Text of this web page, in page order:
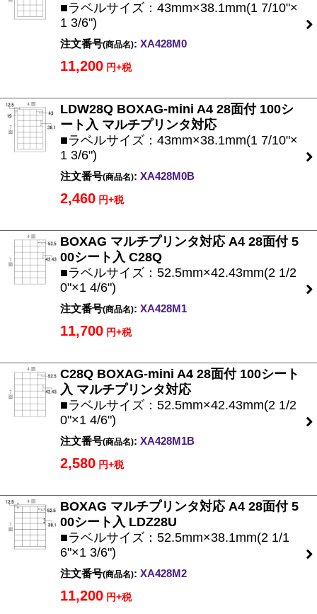
■ラベルサイズ：43mm×38.1mm(1 7/10"×
1 3/6")
注文番号(商品名): XA428M0
11,200 円+税
LDW28Q BOXAG-mini A4 28面付 100シ
ート入 マルチプリンタ対応
■ラベルサイズ：43mm×38.1mm(1 7/10"×
1 3/6")
注文番号(商品名): XA428M0B
2,460 円+税
BOXAG マルチプリンタ対応 A4 28面付 5
00シート入 C28Q
■ラベルサイズ：52.5mm×42.43mm(2 1/2
0"×1 4/6")
注文番号(商品名): XA428M1
11,700 円+税
C28Q BOXAG-mini A4 28面付 100シート
入 マルチプリンタ対応
■ラベルサイズ：52.5mm×42.43mm(2 1/2
0"×1 4/6")
注文番号(商品名): XA428M1B
2,580 円+税
BOXAG マルチプリンタ対応 A4 28面付 5
00シート入 LDZ28U
■ラベルサイズ：52.5mm×38.1mm(2 1/1
6"×1 3/6")
注文番号(商品名): XA428M2
11,200 円+税